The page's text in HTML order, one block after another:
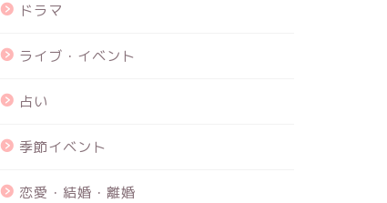
ドラマ
ライブ・イベント
占い
季節イベント
恋愛・結婚・離婚